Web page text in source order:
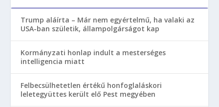
Trump aláírta – Már nem egyértelmű, ha valaki az
USA-ban születik, állampolgárságot kap
Kormányzati honlap indult a mesterséges
intelligencia miatt
Felbecsülhetetlen értékű honfoglaláskori
leletegyüttes került elő Pest megyében